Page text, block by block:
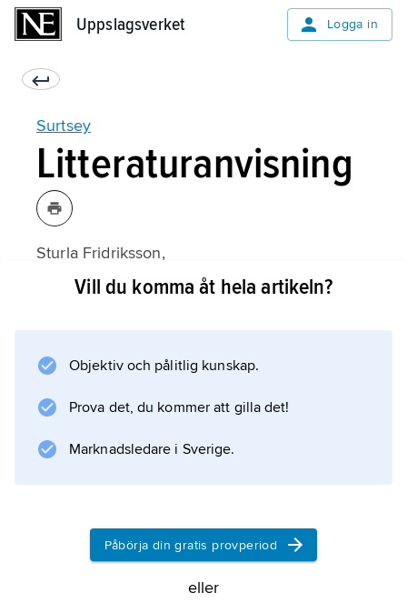
Uppslagsverket Logga in
Surtsey
Litteraturanvisning
Sturla Fridriksson,
Surtsey: Evolution of Life on a Volcanic Island
Vill du komma åt hela artikeln?
Objektiv och pålitlig kunskap.
Prova det, du kommer att gilla det!
Marknadsledare i Sverige.
Påbörja din gratis provperiod
eller